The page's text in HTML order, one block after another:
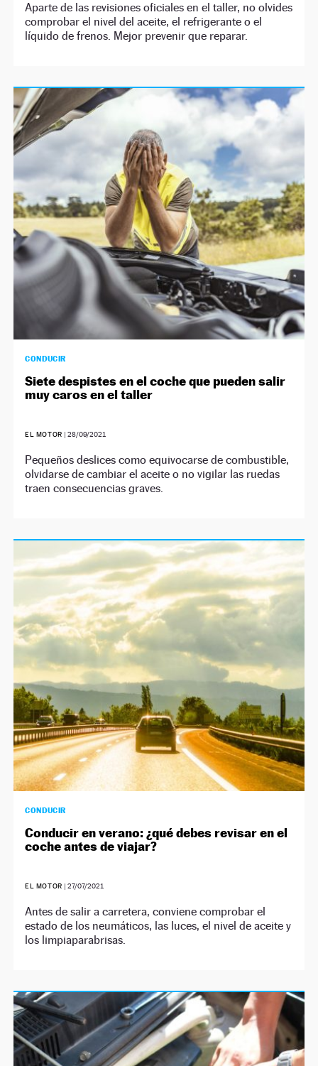
Aparte de las revisiones oficiales en el taller, no olvides
comprobar el nivel del aceite, el refrigerante o el
líquido de frenos. Mejor prevenir que reparar.
CONDUCIR
Siete despistes en el coche que pueden salir
muy caros en el taller
EL MOTOR | 28/09/2021
Pequeños deslices como equivocarse de combustible,
olvidarse de cambiar el aceite o no vigilar las ruedas
traen consecuencias graves.
CONDUCIR
Conducir en verano: ¿qué debes revisar en el
coche antes de viajar?
EL MOTOR | 27/07/2021
Antes de salir a carretera, conviene comprobar el
estado de los neumáticos, las luces, el nivel de aceite y
los limpiaparabrisas.